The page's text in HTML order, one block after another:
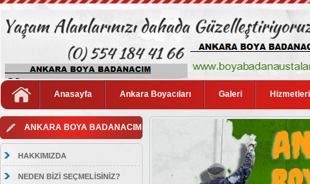
Anasayfa Ankara Boyacıları Galeri
ANKARA BOYA BADANACIM
HAKKIMIZDA
NEDEN BİZİ SEÇMELİSİNİZ?